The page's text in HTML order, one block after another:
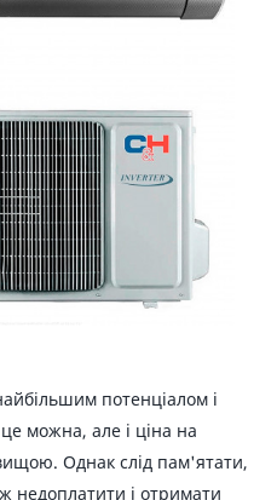
потенціалом і
можна, але і ціна на
Однак слід пам'ятати,
недоплатити і отримати